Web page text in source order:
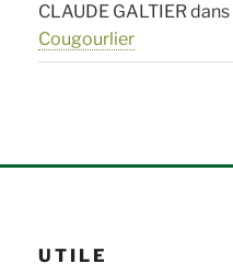
CLAUDE GALTIERdans
Cougourlier
UTILE